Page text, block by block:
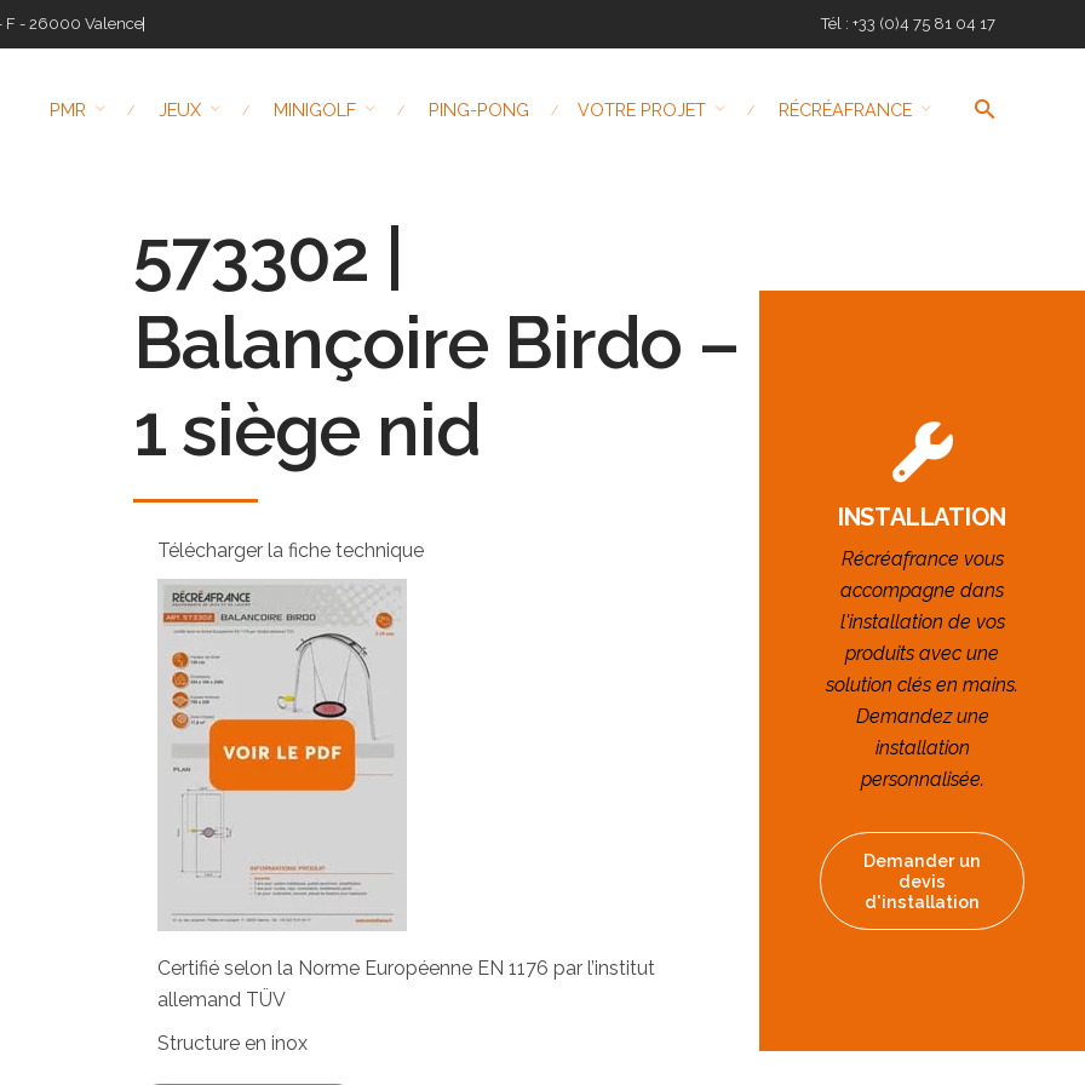
F - 26000 Valence Tél : +33 (0)4 75 81 04 17
PMR JEUX MINIGOLF PING-PONG VOTRE PROJET RÉCRÉAFRANCE
573302 |
Balançoire Birdo –
1 siège nid
Télécharger la fiche technique
Certifié selon la Norme Européenne EN 1176 par l’institut
allemand TÜV
Structure en inox
INSTALLATION
Récréafrance vous
accompagne dans
l'installation de vos
produits avec une
solution clés en mains.
Demandez une
installation
personnalisée.
Demander un
devis
d'installation